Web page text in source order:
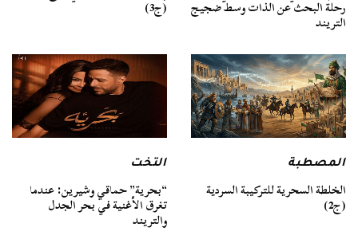
رحلة البحث عن الذات وسط ضجيج
التريند
(ج3)
المصطبة
الخلطة السحرية للتركيبة السردية
(ج2)
التخت
“بحرية” حماقي وشيرين: عندما
تغرق الأغنية في بحر الجدل
والتريند